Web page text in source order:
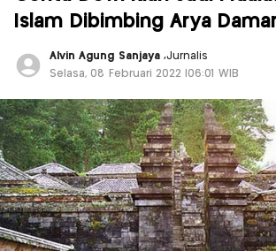
Islam Dibimbing Arya
Alvin Agung Sanjaya ,Jurnalis
Selasa, 08 Februari 2022 |06:01 WIB